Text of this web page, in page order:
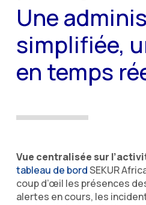
Une
simplifiée,
en temps
Vue centralisée sur
tableau de bordSEKUR
coup d’œil les présences
alertes en cours, les